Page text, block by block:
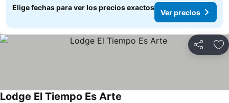
Elige fechas para ver los precios exactos
Ver precios
Compartir
Lodge El Tiempo Es Arte